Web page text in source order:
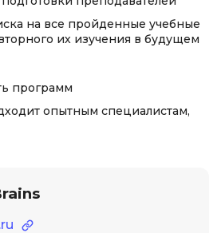
на все пройденные учебные
их изучения в будущем
программ
опытным специалистам,